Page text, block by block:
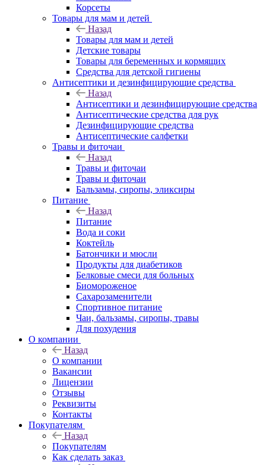
Корсеты
Товары для мам и детей
Назад
Товары для мам и детей
Детские товары
Товары для беременных и кормящих
Средства для детской гигиены
Антисептики и дезинфицирующие средства
Назад
Антисептики и дезинфицирующие средства
Антисептические средства для рук
Дезинфицирующие средства
Антисептические салфетки
Травы и фиточаи
Назад
Травы и фиточаи
Травы и фиточаи
Бальзамы, сиропы, эликсиры
Питание
Назад
Питание
Вода и соки
Коктейль
Батончики и мюсли
Продукты для диабетиков
Белковые смеси для больных
Биомороженое
Сахарозаменители
Спортивное питание
Чаи, бальзамы, сиропы, травы
Для похудения
О компании
Назад
О компании
Вакансии
Лицензии
Отзывы
Реквизиты
Контакты
Покупателям
Назад
Покупателям
Как сделать заказ